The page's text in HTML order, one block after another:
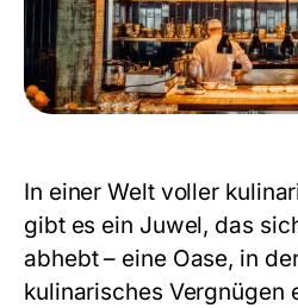
In einer Welt voller
gibt es ein Juwel, das
abhebt – eine Oase, in
kulinarisches Vergnügen